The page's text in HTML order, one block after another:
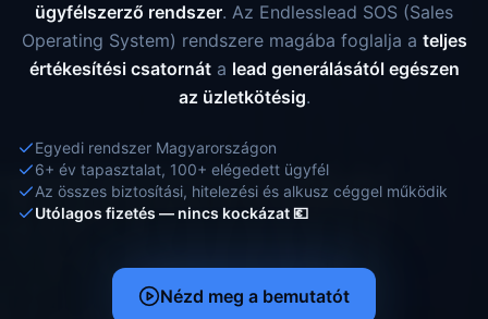
ügyfélszerző rendszer. Az Endlesslead SOS (Sales
Operating System) rendszere magába foglalja a teljes
értékesítési csatornáta lead generálásától egészen
az üzletkötésig.
Egyedi rendszer Magyarországon
6+ év tapasztalat, 100+ elégedett ügyfél
Az összes biztosítási, hitelezési és alkusz céggel működik
Utólagos fizetés — nincs kockázat 💶
Nézd meg a bemutatót